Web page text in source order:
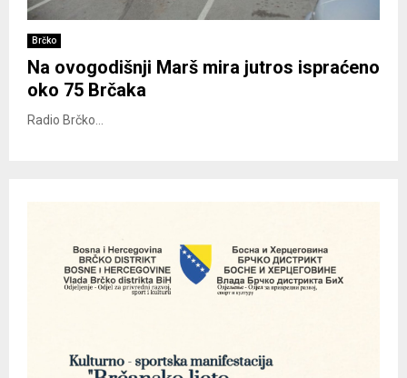
Brčko
Na ovogodišnji Marš mira jutros ispraćeno
oko 75 Brčaka
Radio Brčko...